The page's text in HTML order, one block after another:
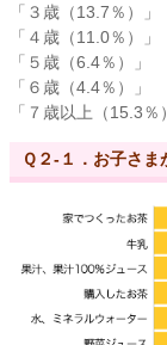
「３歳（13.7％）」
「４歳（11.0％）」
「５歳（6.4％）」
「６歳（4.4％）」
「７歳以上（15.3％
Ｑ２-１．お子さま